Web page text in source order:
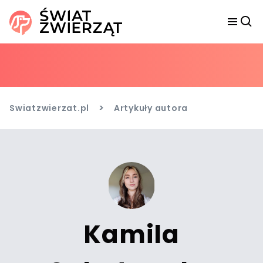
Swiatzwierzat.pl > Artykuły autora
Kamila